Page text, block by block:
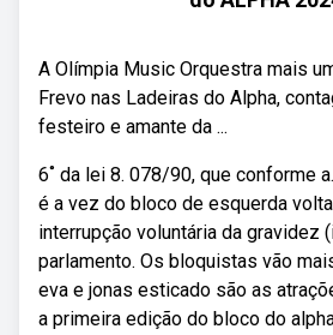
A Olímpia Music Orquestra mais
Frevo nas Ladeiras do Alpha,
festeiro e amante da ...
6˚ da lei 8. 078/90, que conforme
é a vez do bloco de esquerda
interrupção voluntária da gravidez
parlamento. Os bloquistas vão
eva e jonas esticado são as
a primeira edição do bloco do